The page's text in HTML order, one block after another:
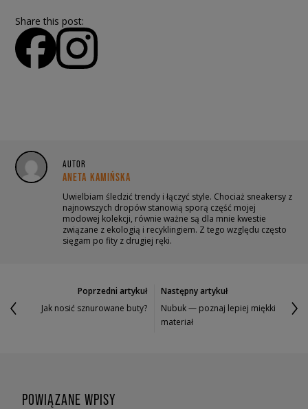
Share this post:
AUTOR
ANETA KAMIŃSKA
Uwielbiam śledzić trendy i łączyć style. Chociaż sneakersy z
najnowszych dropów stanowią sporą część mojej
modowej kolekcji, równie ważne są dla mnie kwestie
związane z ekologią i recyklingiem. Z tego względu często
sięgam po fity z drugiej ręki.
Poprzedni artykuł
Jak nosić sznurowane buty?
Następny artykuł
Nubuk — poznaj lepiej miękki
materiał
POWIĄZANE WPISY